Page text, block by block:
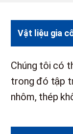
Vật liệu gia
Chúng tôi có
trong đó tập
nhôm, thép